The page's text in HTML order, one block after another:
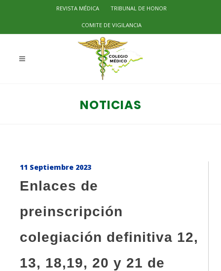
REVISTA MÉDICA TRIBUNAL DE HONOR
COMITE DE VIGILANCIA
NOTICIAS
11 Septiembre 2023
Enlaces de
preinscripción
colegiación definitiva 12,
13, 18,19, 20 y 21 de